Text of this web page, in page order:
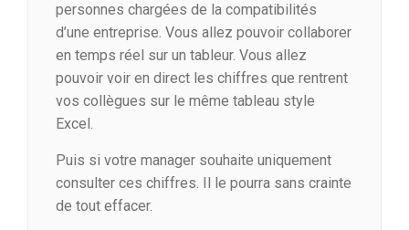
personnes chargées de la compatibilités
d’une entreprise. Vous allez pouvoir collaborer
en temps réel sur un tableur. Vous allez
pouvoir voir en direct les chiffres que rentrent
vos collègues sur le même tableau style
Excel.
Puis si votre manager souhaite uniquement
consulter ces chiffres. Il le pourra sans crainte
de tout effacer.